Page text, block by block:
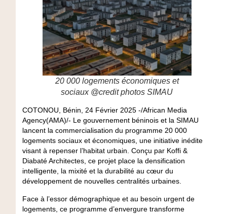
20 000 logements économiques et
sociaux @credit photos SIMAU
COTONOU, Bénin, 24 Février 2025 -/African Media
Agency(AMA)/- Le gouvernement béninois et la SIMAU
lancent la commercialisation du programme 20 000
logements sociaux et économiques, une initiative inédite
visant à repenser l’habitat urbain. Conçu par Koffi &
Diabaté Architectes, ce projet place la densification
intelligente, la mixité et la durabilitéau cœur du
développement de nouvelles centralités urbaines.
Face à l’essor démographique et au besoin urgent de
logements, ce programme d’envergure transforme